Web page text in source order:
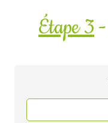
Étape 3